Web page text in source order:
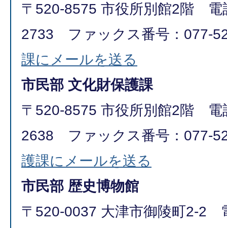
〒520-8575 市役所別館2階 電
2733 ファックス番号：077-
課にメールを送る
市民部 文化財保護課
〒520-8575 市役所別館2階 電
2638 ファックス番号：077-
護課にメールを送る
市民部 歴史博物館
〒520-0037 大津市御陵町2-2